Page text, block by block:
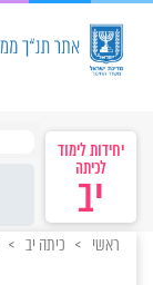
יחידות לימוד
לכיתה
יב
ראשי כיתה יב